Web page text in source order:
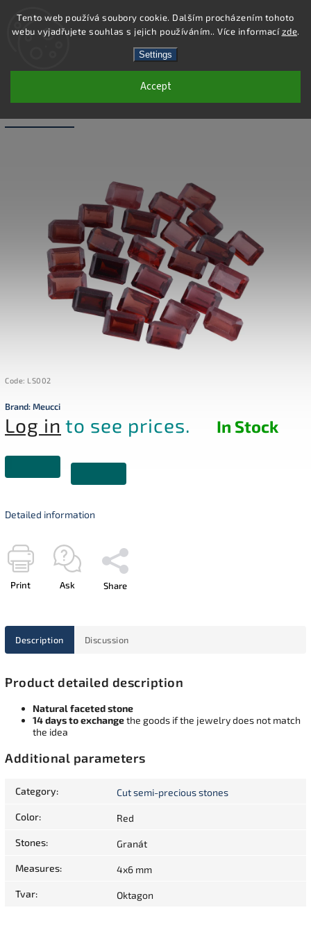
Tento web používá soubory cookie. Dalším procházením tohoto
webu vyjadřujete souhlas s jejich používáním.. Více informacízde.
Settings
Accept
Search
LS002 - GARNET NATURAL OCTAGON -
Code: LS002
Brand:Meucci
Log in to see prices. In Stock
Detailed information
Print Ask Share
Description Discussion
Product detailed description
Natural faceted stone
14 days to exchangethe goods if the jewelry does not match
the idea
Additional parameters
Category: Cut semi-precious stones
Color: Red
Stones: Granát
Measures: 4x6 mm
Tvar: Oktagon